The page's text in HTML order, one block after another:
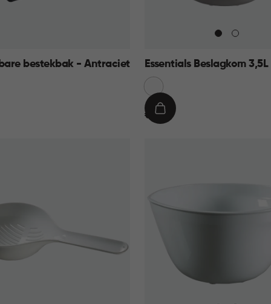
bestekbak - Antraciet Essentials Beslagkom
Wit
€€ 8,95
IN